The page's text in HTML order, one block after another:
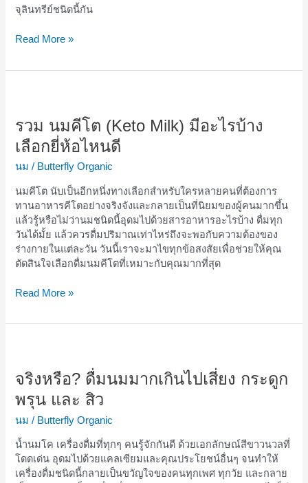
จุลินทรีย์ชนิดนี้กัน
แต่
คับ
Read More »
รวม นมคีโต (Keto Milk) มีอะไรบ้าง
เลือกยี่ห้อไหนดี
นม / Butterfly Organic
นมคีโต นับเป็นอีกหนึ่งทางเลือกสำหรับใครหลายคนที่ต้องการ
ทานอาหารคีโตอย่างจริงจังและกลายเป็นที่นิยมของผู้คนมากขึ้น
แล้วรู้หรือไม่ว่านมชนิดนี้อุดมไปด้วยสารอาหารอะไรบ้าง ดื่มทุก
วันได้มั้ย แล้วควรดื่มปริมาณเท่าไหร่ถึงจะพอกับความต้องของ
ร่างกายในแต่ละวัน วันนี้เราจะมาไขทุกข้อสงสัยเพื่อช่วยให้คุณ
ตัดสินใจเลือกดื่มนมคีโตที่เหมาะกับคุณมากที่สุด
คีโต
Milk)
มี
บ้าง
เลือก
ยี่ห้อ
ไหน
ดี
Read More »
จริงหรือ? ดื่มนมมากเกินไปเสี่ยง กระดูก
พรุน และ สิว
นม / Butterfly Organic
น้ำนมโค เครื่องดื่มที่ทุกๆ คนรู้จักกันดี ด้วยเอกลักษณ์สีขาวนวลที่
โดดเด่น อุดมไปด้วยแคลเซียมและคุณประโยชน์อื่นๆ จนทำให้
เครื่องดื่มชนิดนี้กลายเป็นขวัญใจของคนทุกเพศ ทุกวัย และกลาย
ดื่ม
มาก
เกิน
เสี่ยง
กระดูก
พรุน